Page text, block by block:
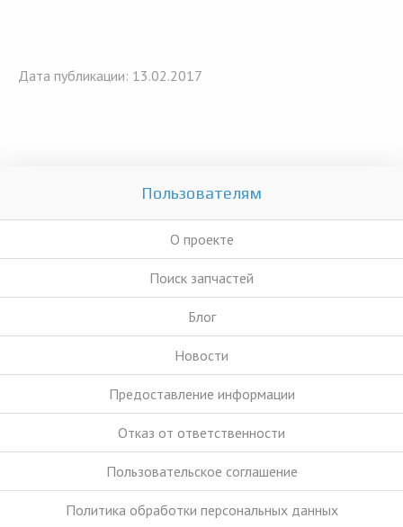
Дата публикации: 13.02.2017
Пользователям
О проекте
Поиск запчастей
Блог
Новости
Предоставление информации
Отказ от ответственности
Пользовательское соглашение
Политика обработки персональных данных